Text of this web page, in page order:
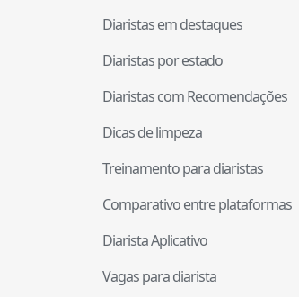
Diaristas em destaques
Diaristas por estado
Diaristas com Recomendações
Dicas de limpeza
Treinamento para diaristas
Comparativo entre plataformas
Diarista Aplicativo
Vagas para diarista